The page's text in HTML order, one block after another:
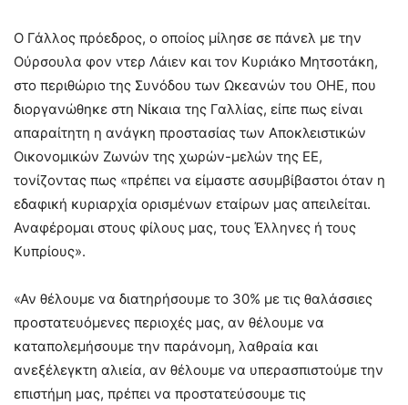
Ο Γάλλος πρόεδρος, ο οποίος μίλησε σε πάνελ με την
Ούρσουλα φον ντερ Λάιεν και τον Κυριάκο Μητσοτάκη,
στο περιθώριο της Συνόδου των Ωκεανών του ΟΗΕ, που
διοργανώθηκε στη Νίκαια της Γαλλίας, είπε πως είναι
απαραίτητη η ανάγκη προστασίας των Αποκλειστικών
Οικονομικών Ζωνών της χωρών-μελών της ΕΕ,
τονίζοντας πως «πρέπει να είμαστε ασυμβίβαστοι όταν η
εδαφική κυριαρχία ορισμένων εταίρων μας απειλείται.
Αναφέρομαι στους φίλους μας, τους Έλληνες ή τους
Κυπρίους».
«Αν θέλουμε να διατηρήσουμε το 30% με τις θαλάσσιες
προστατευόμενες περιοχές μας, αν θέλουμε να
καταπολεμήσουμε την παράνομη, λαθραία και
ανεξέλεγκτη αλιεία, αν θέλουμε να υπερασπιστούμε την
επιστήμη μας, πρέπει να προστατεύσουμε τις